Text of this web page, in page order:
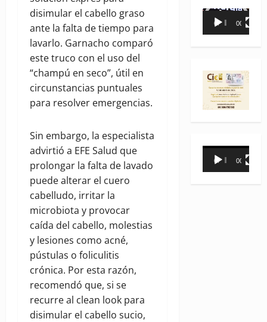
disimular el cabello graso
ante la falta de tiempo para
lavarlo. Garnacho comparó
este truco con el uso del
“champú en seco”, útil en
circunstancias puntuales
para resolver emergencias.
Sin embargo, la especialista
advirtió a EFE Salud que
prolongar la falta de lavado
puede alterar el cuero
cabelludo, irritar la
microbiota y provocar
caída del cabello, molestias
y lesiones como acné,
pústulas o foliculitis
crónica. Por esta razón,
recomendó que, si se
recurre al clean look para
disimular el cabello sucio,
Reproductor
00:00 00:35
Reproductor
00:00 00:31